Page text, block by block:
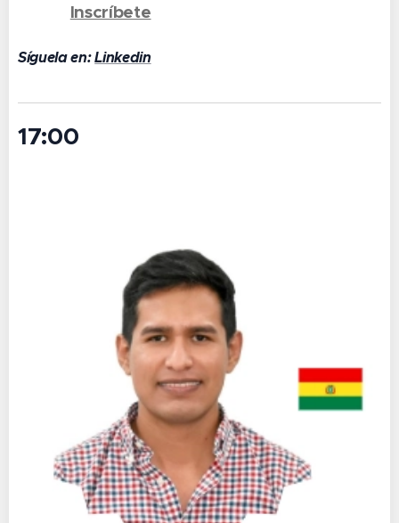
Inscríbete
Síguela en:Linkedin
17:00